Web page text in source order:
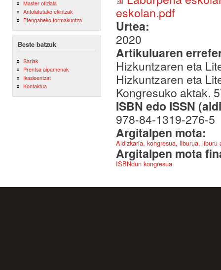
Master ofiziala
Antolatutako ekintzak
Etengabeko formakuntza
Beste batzuk
Sariak
Prentsa aipamenak
Ikasleentzat
Kontaktua
eskolan.pdf
Urtea:
2020
Artikuluaren
Hizkuntzaren eta
Hizkuntzaren eta
Kongresuko aktak.
ISBN edo ISSN
978-84-1319-276-5
Argitalpen mota:
Aldizkaria, kongresua, liburua,
Argitalpen mota
ISBNdun kongresua